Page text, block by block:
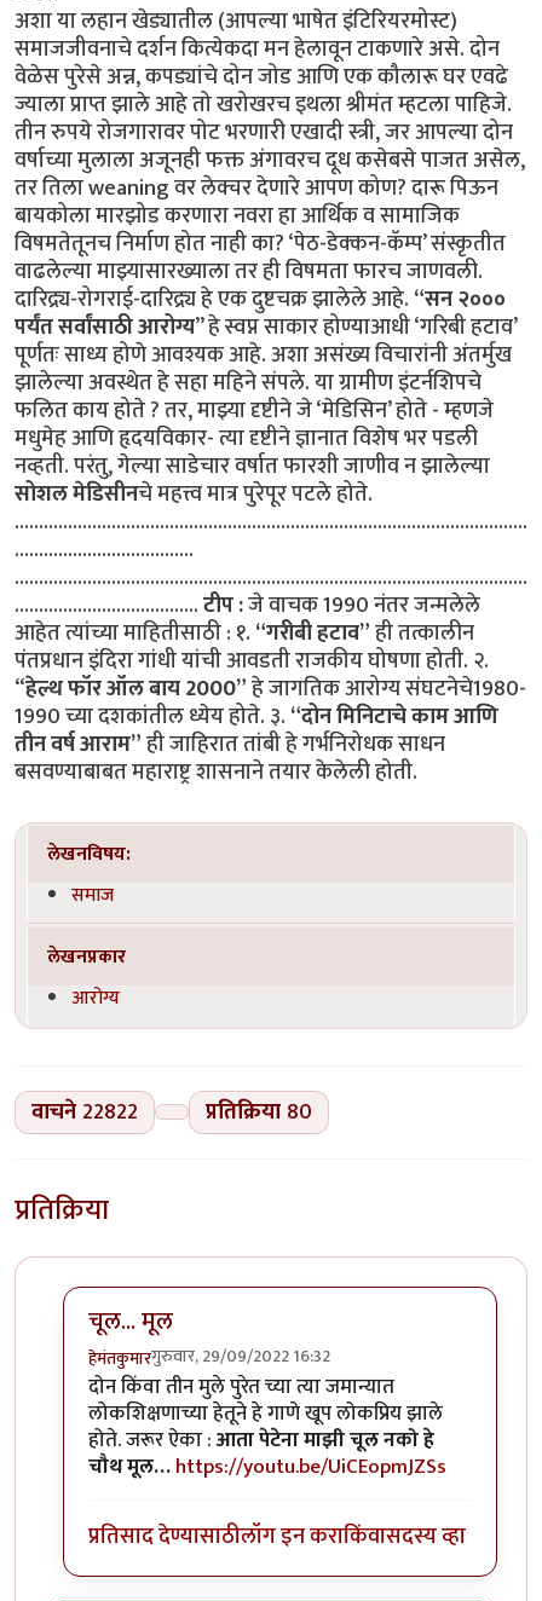
अशा या लहान खेड्यातील (आपल्या भाषेत इंटिरियरमोस्ट)
समाजजीवनाचे दर्शन कित्येकदा मन हेलावून टाकणारे असे. दोन
वेळेस पुरेसे अन्न, कपड्यांचे दोन जोड आणि एक कौलारू घर एवढे
ज्याला प्राप्त झाले आहे तो खरोखरच इथला श्रीमंत म्हटला पाहिजे.
तीन रुपये रोजगारावर पोट भरणारी एखादी स्त्री, जर आपल्या दोन
वर्षाच्या मुलाला अजूनही फक्त अंगावरच दूध कसेबसे पाजत असेल,
तर तिला weaning वर लेक्चर देणारे आपण कोण? दारू पिऊन
बायकोला मारझोड करणारा नवरा हा आर्थिक व सामाजिक
विषमतेतूनच निर्माण होत नाही का? ‘पेठ-डेक्कन-कॅम्प’ संस्कृतीत
वाढलेल्या माझ्यासारख्याला तर ही विषमता फारच जाणवली.
दारिद्र्य-रोगराई-दारिद्र्य हे एक दुष्टचक्र झालेले आहे.“सन २०००
पर्यंत सर्वांसाठी आरोग्य” हे स्वप्न साकार होण्याआधी ‘गरिबी हटाव’
पूर्णतः साध्य होणे आवश्यक आहे. अशा असंख्य विचारांनी अंतर्मुख
झालेल्या अवस्थेत हे सहा महिने संपले. या ग्रामीण इंटर्नशिपचे
फलित काय होते ? तर, माझ्या दृष्टीने जे ‘मेडिसिन’ होते - म्हणजे
मधुमेह आणि हृदयविकार- त्या दृष्टीने ज्ञानात विशेष भर पडली
नव्हती. परंतु, गेल्या साडेचार वर्षात फारशी जाणीव न झालेल्या
सोशल मेडिसीनचे महत्त्व मात्र पुरेपूर पटले होते.
……………………………………………………………………………………..........
.....................................
..........................................................................................................
......................................टीप :जे वाचक 1990 नंतर जन्मलेले
आहेत त्यांच्या माहितीसाठी : १.“गरीबी हटाव”ही तत्कालीन
पंतप्रधान इंदिरा गांधी यांची आवडती राजकीय घोषणा होती. २.
“हेल्थ फॉर ऑल बाय 2000”हे जागतिक आरोग्य संघटनेचे1980-
1990 च्या दशकांतील ध्येय होते. ३.“दोन मिनिटाचे काम आणि
तीन वर्ष आराम”ही जाहिरात तांबी हे गर्भनिरोधक साधन
बसवण्याबाबत महाराष्ट्र शासनाने तयार केलेली होती.
लेखनविषय:
समाज
लेखनप्रकार
आरोग्य
वाचने 22822 प्रतिक्रिया 80
प्रतिक्रिया
चूल... मूल
हेमंतकुमारगुरुवार, 29/09/2022 16:32
In reply toसुंदर लेख !byचौथा कोनाडा
दोन किंवा तीन मुले पुरेत च्या त्या जमान्यात
लोकशिक्षणाच्या हेतूने हे गाणे खूप लोकप्रिय झाले
होते. जरूर ऐका :आता पेटेना माझी चूल नको हे
चौथ मूल…https://youtu.be/UiCEopmJZSs
प्रतिसाद देण्यासाठीलॉग इन कराकिंवासदस्य व्हा